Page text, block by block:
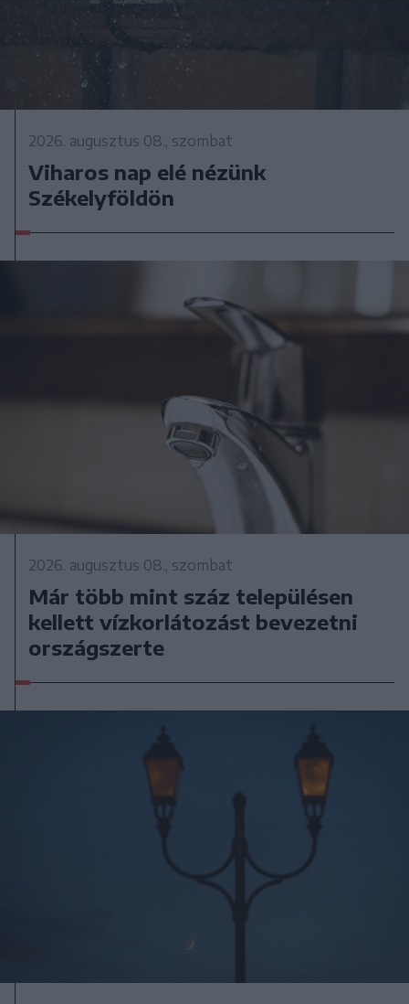
2026. augusztus 08., szombat
Viharos nap elé nézünk
Székelyföldön
2026. augusztus 08., szombat
Már több mint száz településen
kellett vízkorlátozást bevezetni
országszerte